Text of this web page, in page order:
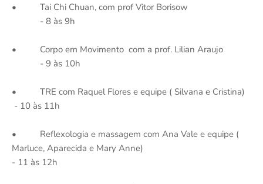
• Tai Chi Chuan, com prof Vitor Borisow
- 8 às 9h
• Corpo em Movimento com a prof. Lilian Araujo
- 9 às 10h
• TRE com Raquel Flores e equipe ( Silvana e Cristina)
- 10 às 11h
• Reflexologia e massagem com Ana Vale e equipe (
Marluce, Aparecida e Mary Anne)
- 11 às 12h